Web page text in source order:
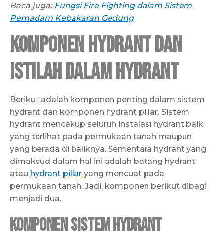
Baca juga: Fungsi Fire Fighting dalam Sistem
Pemadam Kebakaran Gedung
Komponen Hydrant dan
Istilah dalam Hydrant
Berikut adalah komponen penting dalam sistem
hydrant dan komponen hydrant pillar. Sistem
hydrant mencakup seluruh instalasi hydrant baik
yang terlihat pada permukaan tanah maupun
yang berada di baliknya. Sementara hydrant yang
dimaksud dalam hal ini adalah batang hydrant
atau hydrant pillar yang mencuat pada
permukaan tanah. Jadi, komponen berikut dibagi
menjadi dua.
Komponen Sistem Hydrant